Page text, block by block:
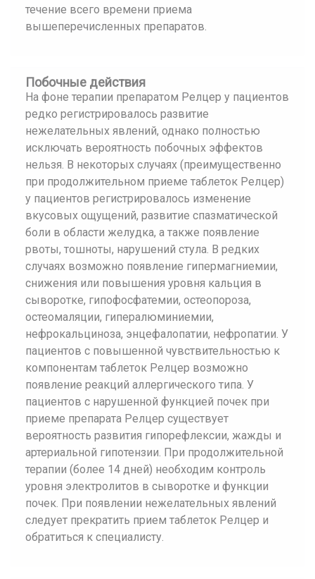
течение всего времени приема
вышеперечисленных препаратов.
Побочные действия
На фоне терапии препаратом Релцер у пациентов
редко регистрировалось развитие
нежелательных явлений, однако полностью
исключать вероятность побочных эффектов
нельзя. В некоторых случаях (преимущественно
при продолжительном приеме таблеток Релцер)
у пациентов регистрировалось изменение
вкусовых ощущений, развитие спазматической
боли в области желудка, а также появление
рвоты, тошноты, нарушений стула. В редких
случаях возможно появление гипермагниемии,
снижения или повышения уровня кальция в
сыворотке, гипофосфатемии, остеопороза,
остеомаляции, гипералюминиемии,
нефрокальциноза, энцефалопатии, нефропатии. У
пациентов с повышенной чувствительностью к
компонентам таблеток Релцер возможно
появление реакций аллергического типа. У
пациентов с нарушенной функцией почек при
приеме препарата Релцер существует
вероятность развития гипорефлексии, жажды и
артериальной гипотензии. При продолжительной
терапии (более 14 дней) необходим контроль
уровня электролитов в сыворотке и функции
почек. При появлении нежелательных явлений
следует прекратить прием таблеток Релцер и
обратиться к специалисту.